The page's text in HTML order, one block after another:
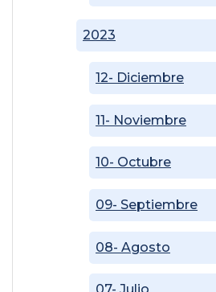
2023
08- Agosto
09- Septiembre
10- Octubre
11- Noviembre
12- Diciembre